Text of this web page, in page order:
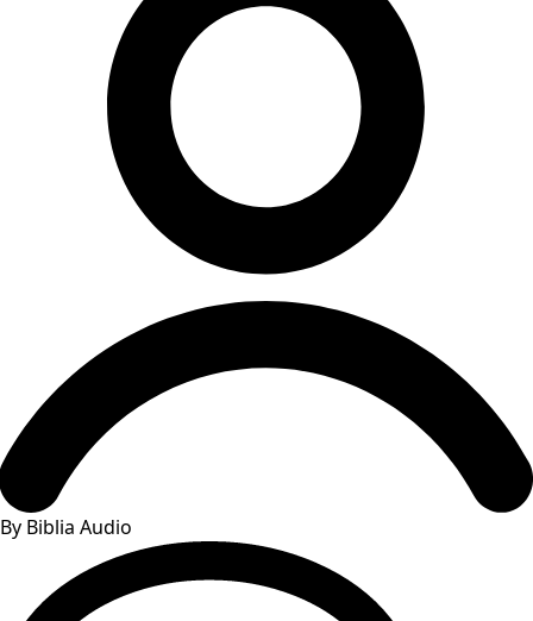
By Biblia Audio